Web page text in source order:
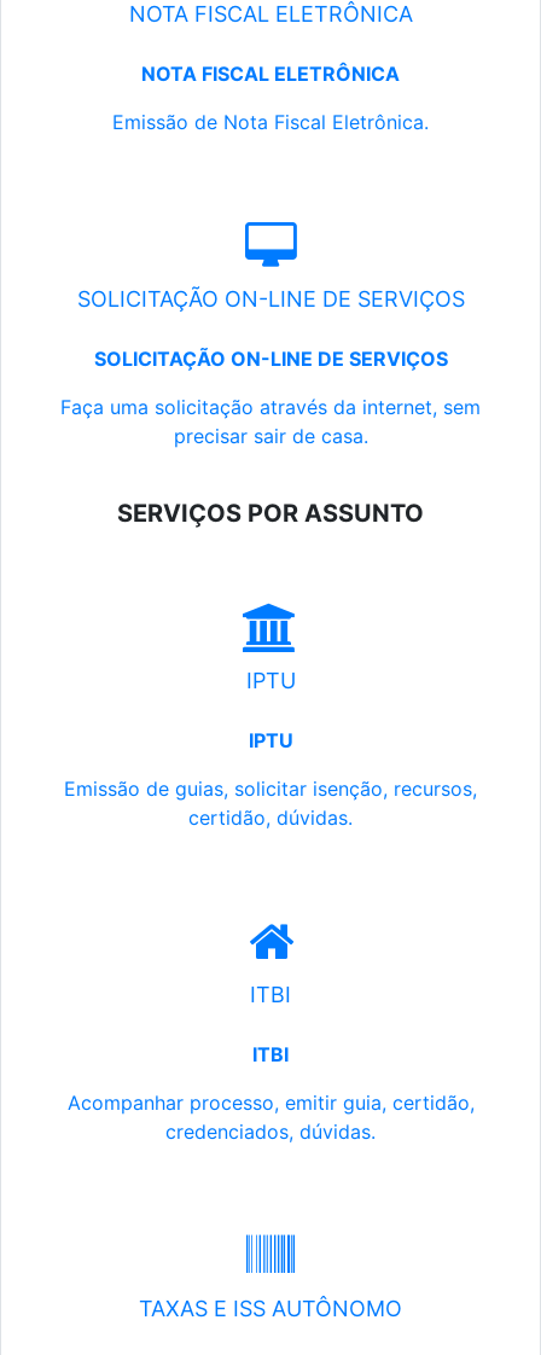
NOTA FISCAL ELETRÔNICA
NOTA FISCAL ELETRÔNICA
Emissão de Nota Fiscal Eletrônica.
SOLICITAÇÃO ON-LINE DE SERVIÇOS
SOLICITAÇÃO ON-LINE DE SERVIÇOS
Faça uma solicitação através da internet, sem
precisar sair de casa.
SERVIÇOS POR ASSUNTO
IPTU
IPTU
Emissão de guias, solicitar isenção, recursos,
certidão, dúvidas.
ITBI
ITBI
Acompanhar processo, emitir guia, certidão,
credenciados, dúvidas.
TAXAS E ISS AUTÔNOMO